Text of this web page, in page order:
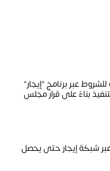
عبر برنامج "إيجار"
بناءً على قرار مجلس
عبر شبكة إيجار حتى يحصل